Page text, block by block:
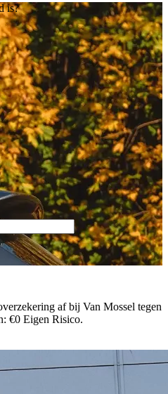
is?
af bij Van Mossel tegen
€0 Eigen Risico.